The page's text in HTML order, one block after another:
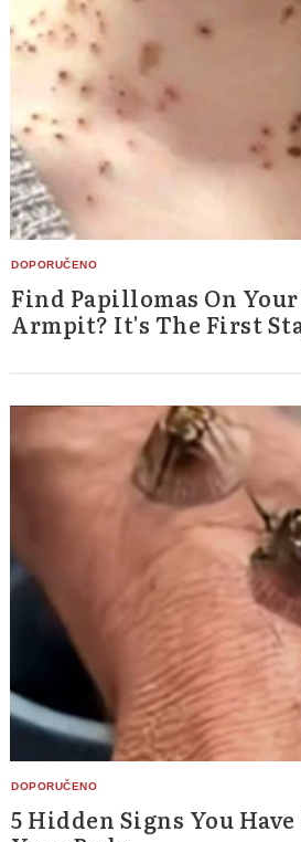
Find Papillomas On Your
Armpit? It's The First
5 Hidden Signs You